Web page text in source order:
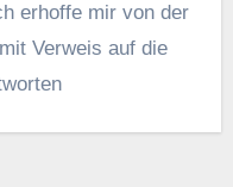
erhoffe mir von der
Verweis auf die